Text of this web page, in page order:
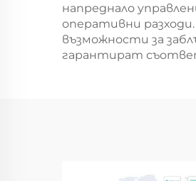
напреднало
оперативни
възможности за
гарантират